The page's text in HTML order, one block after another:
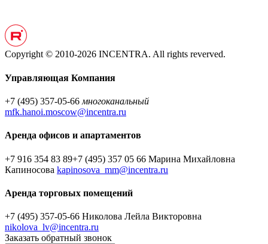
Copyright © 2010-2026 INCENTRA. All rights reverved.
Управляющая Компания
+7 (495) 357-05-66 многоканальный
mfk.hanoi.moscow@incentra.ru
Аренда офисов и апартаментов
+7 916 354 83 89+7 (495) 357 05 66 Марина Михайловна
Капиносова kapinosova_mm@incentra.ru
Аренда торговых помещений
+7 (495) 357-05-66 Николова Лейла Викторовна
nikolova_lv@incentra.ru
Заказать обратный звонок